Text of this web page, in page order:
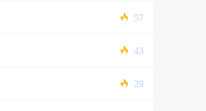
57
43
29